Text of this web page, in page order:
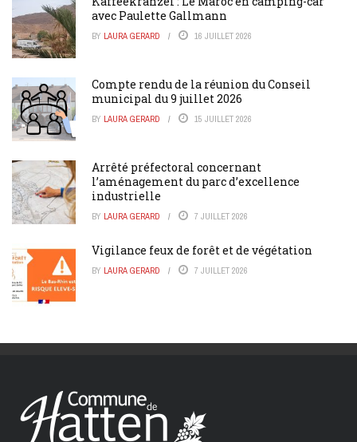
avec Paulette Gallmann
BY LAURA GERARD 16 JUILLET 2026
Compte rendu de la réunion du Conseil
municipal du 9 juillet 2026
BY LAURA GERARD 15 JUILLET 2026
Arrêté préfectoral concernant
l’aménagement du parc d’excellence
industrielle
BY LAURA GERARD 7 JUILLET 2026
Vigilance feux de forêt et de végétation
BY LAURA GERARD 7 JUILLET 2026